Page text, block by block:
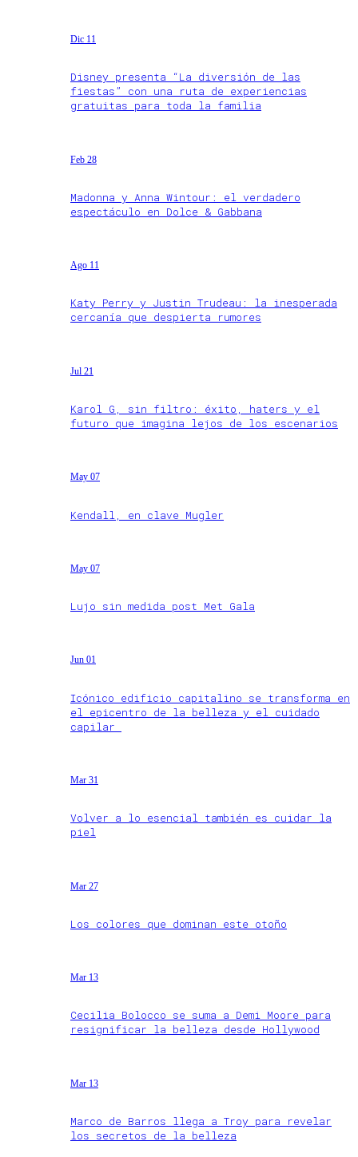
Dic 11
Disney presenta “La diversión de las
fiestas” con una ruta de experiencias
gratuitas para toda la familia
Feb 28
Madonna y Anna Wintour: el verdadero
espectáculo en Dolce & Gabbana
Ago 11
Katy Perry y Justin Trudeau: la inesperada
cercanía que despierta rumores
Jul 21
Karol G, sin filtro: éxito, haters y el
futuro que imagina lejos de los escenarios
May 07
Kendall, en clave Mugler
May 07
Lujo sin medida post Met Gala
Jun 01
Icónico edificio capitalino se transforma en
el epicentro de la belleza y el cuidado
capilar
Mar 31
Volver a lo esencial también es cuidar la
piel
Mar 27
Los colores que dominan este otoño
Mar 13
Cecilia Bolocco se suma a Demi Moore para
resignificar la belleza desde Hollywood
Mar 13
Marco de Barros llega a Troy para revelar
los secretos de la belleza